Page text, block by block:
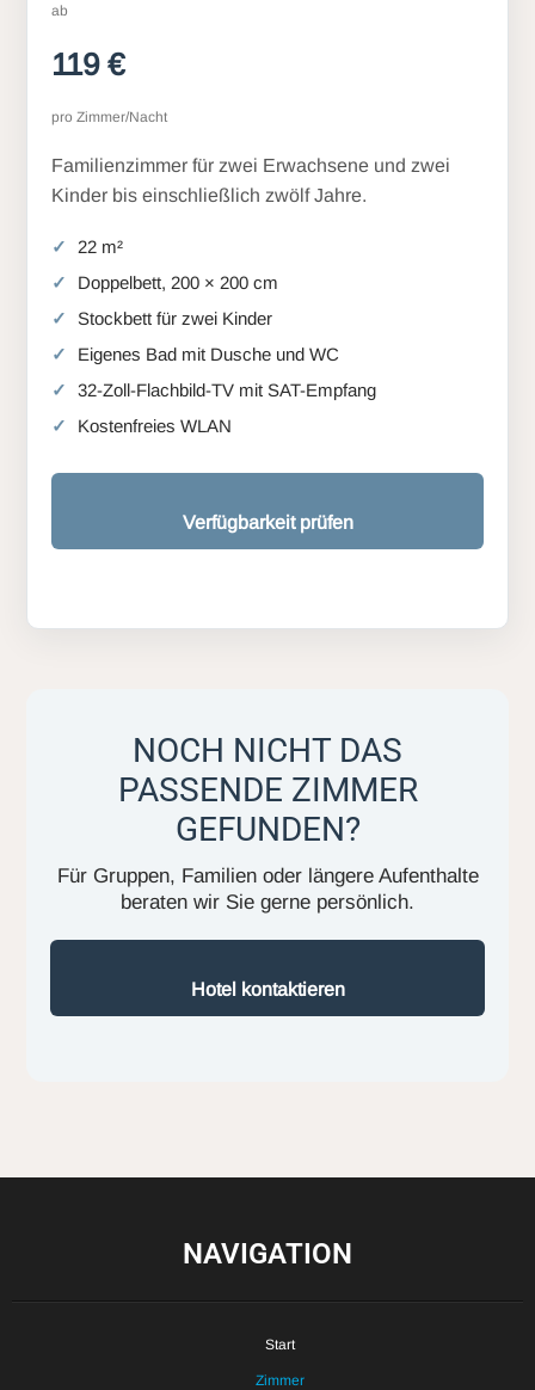
ab
119 €
pro Zimmer/Nacht
Familienzimmer für zwei Erwachsene und zwei
Kinder bis einschließlich zwölf Jahre.
22 m²
Doppelbett, 200 × 200 cm
Stockbett für zwei Kinder
Eigenes Bad mit Dusche und WC
32-Zoll-Flachbild-TV mit SAT-Empfang
Kostenfreies WLAN
Verfügbarkeit prüfen
NOCH NICHT DAS
PASSENDE ZIMMER
GEFUNDEN?
Für Gruppen, Familien oder längere Aufenthalte
beraten wir Sie gerne persönlich.
Hotel kontaktieren
NAVIGATION
Start
Zimmer